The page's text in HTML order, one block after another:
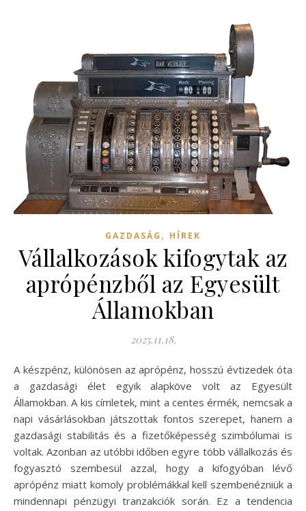
GAZDASÁG , HÍREK
Vállalkozások kifogytak az
aprópénzből az Egyesült
Államokban
2025.11.18.
A készpénz, különösen az aprópénz, hosszú évtizedek óta
a gazdasági élet egyik alapköve volt az Egyesült
Államokban. A kis címletek, mint a centes érmék, nemcsak a
napi vásárlásokban játszottak fontos szerepet, hanem a
gazdasági stabilitás és a fizetőképesség szimbólumai is
voltak. Azonban az utóbbi időben egyre több vállalkozás és
fogyasztó szembesül azzal, hogy a kifogyóban lévő
aprópénz miatt komoly problémákkal kell szembenézniük a
mindennapi pénzügyi tranzakciók során. Ez a tendencia